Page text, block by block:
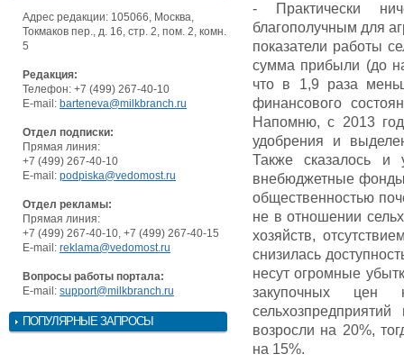
Адрес редакции: 105066, Москва,
Токмаков пер., д. 16, стр. 2, пом. 2, комн.
5
Редакция:
Телефон: +7 (499) 267-40-10
E-mail: barteneva@milkbranch.ru
Отдел подписки:
Прямая линия:
+7 (499) 267-40-10
E-mail: podpiska@vedomost.ru
Отдел рекламы:
Прямая линия:
+7 (499) 267-40-10, +7 (499) 267-40-15
E-mail: reklama@vedomost.ru
Вопросы работы портала:
E-mail: support@milkbranch.ru
ПОПУЛЯРНЫЕ ЗАПРОСЫ
- Практически
благополучным для
показатели работы
сумма прибыли (до
что в 1,9 раза
финансового
Напомню, с 2013
удобрения и
Также сказалось и
внебюджетные
общественностью
не в отношении
хозяйств,
снизилась
несут огромные
закупочных цен
возросли на 20%,
на 15%.